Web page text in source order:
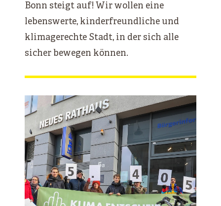
Bonn steigt auf! Wir wollen eine
lebenswerte, kinderfreundliche und
klimagerechte Stadt, in der sich alle
sicher bewegen können.